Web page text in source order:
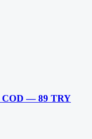
— 89 TRY